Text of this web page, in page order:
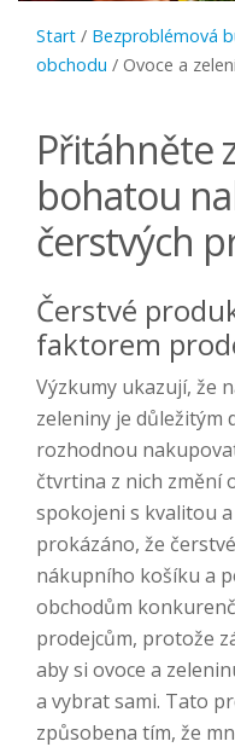
Start / Bezproblémová
obchodu / Ovoce a
Přitáhněte
bohatou
čerstvých
Čerstvé
faktorem
Výzkumy ukazují, že
zeleniny je důležitým
rozhodnou
čtvrtina z nich změní
spokojeni s kvalitou
prokázáno, že
nákupního košíku a
obchodům
prodejcům, protože
aby si ovoce a
a vybrat sami. Tato
způsobena tím, že